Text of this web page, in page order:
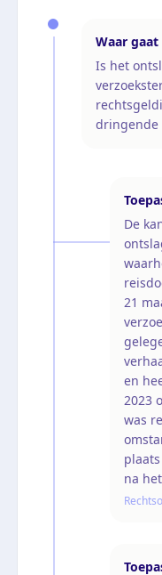
Waar gaat
Is het
dringende
De
21
en
2023
was
na